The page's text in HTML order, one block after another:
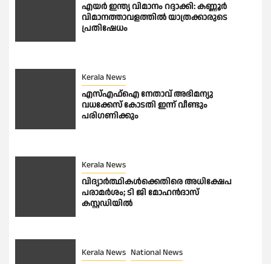
എയർ ഇന്ത്യ വിമാനം റദ്ദാക്കി: കണ്ണൂർ
വിമാനത്താവളത്തിൽ യാത്രക്കാരുടെ
പ്രതിഷേധം
Kerala News
എസ്എഫ്ഐ നേതാവ് അഭിമന്യു
വധക്കേസ് കോടതി ഇന്ന് വീണ്ടും
പരിഗണിക്കും
Kerala News
വിദ്യാർത്ഥികൾക്കെതിരെ അധിക്ഷേപ
പരാമർശം; ടി ജി മോഹൻദാസ്
കസ്റ്റഡിയിൽ
Kerala News National News